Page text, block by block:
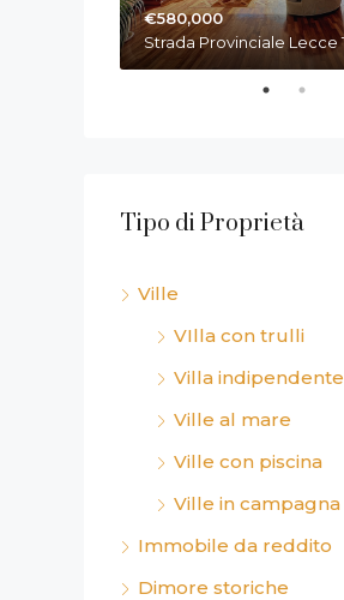
€580,000
Tipo di Proprietà
Ville
VIlla con trulli
Villa indipendente
Ville al mare
Ville con piscina
Ville in campagna
Immobile da reddito
Dimore storiche